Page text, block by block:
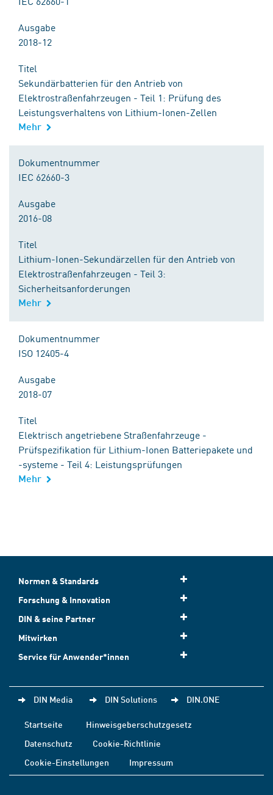
Ausgabe
2018-12
Titel
Sekundärbatterien für den Antrieb von
Elektrostraßenfahrzeugen - Teil 1: Prüfung des
Leistungsverhaltens von Lithium-Ionen-Zellen
Mehr
Dokumentnummer
IEC 62660-3
Ausgabe
2016-08
Titel
Lithium-Ionen-Sekundärzellen für den Antrieb von
Elektrostraßenfahrzeugen - Teil 3:
Sicherheitsanforderungen
Mehr
Dokumentnummer
ISO 12405-4
Ausgabe
2018-07
Titel
Elektrisch angetriebene Straßenfahrzeuge -
Prüfspezifikation für Lithium-Ionen Batteriepakete und
-systeme - Teil 4: Leistungsprüfungen
Mehr
Normen & Standards
Forschung & Innovation
DIN & seine Partner
Mitwirken
Service für Anwender*innen
DIN Media DIN Solutions DIN.ONE
Startseite
Hinweisgeberschutzgesetz
Datenschutz
Cookie-Richtlinie
Cookie-Einstellungen
Impressum